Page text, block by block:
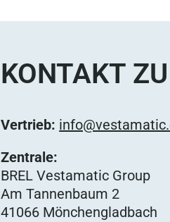
KONTAKT
Vertrieb:
Zentrale:
BREL Vestamatic Group
Am Tannenbaum 2
41066 Mönchengladbach